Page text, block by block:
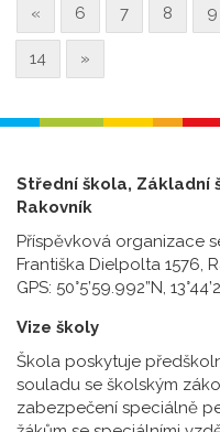
« 6 7 8 9
14 »
Střední škola, Základní
Rakovník
Příspěvková organizace
Františka Dielpolta 1576,
GPS: 50°5’59.992”N,
Vize školy
Škola poskytuje
souladu se školským
zabezpečení speciálně